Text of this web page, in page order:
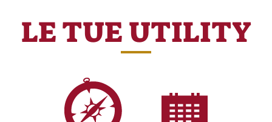
LE TUE UTILITY